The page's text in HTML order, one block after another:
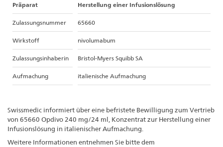
Präparat
Herstellung einer Infusionslösung
Zulassungsnummer 65660
Wirkstoff nivolumabum
Zulassungsinhaberin Bristol-Myers Squibb SA
Aufmachung italienische Aufmachung
Swissmedic informiert über eine befristete Bewilligung zum Vertrieb
von 65660 Opdivo 240 mg/24 ml, Konzentrat zur Herstellung einer
Infusionslösung in italienischer Aufmachung.
Weitere Informationen entnehmen Sie bitte dem